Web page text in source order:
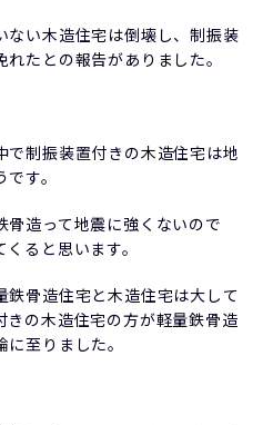
ない木造住宅は倒壊し、制振装
たとの報告がありました。
制振装置付きの木造住宅は地
す。
骨造って地震に強くないので
ると思います。
鉄骨造住宅と木造住宅は大して
の木造住宅の方が軽量鉄骨造
至りました。